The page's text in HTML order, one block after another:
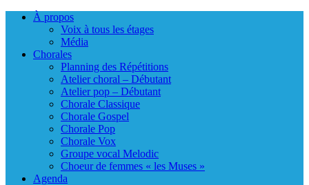
À propos
Voix à tous les étages
Média
Chorales
Planning des Répétitions
Atelier choral – Débutant
Atelier pop – Débutant
Chorale Classique
Chorale Gospel
Chorale Pop
Chorale Vox
Groupe vocal Melodic
Choeur de femmes « les Muses »
Agenda